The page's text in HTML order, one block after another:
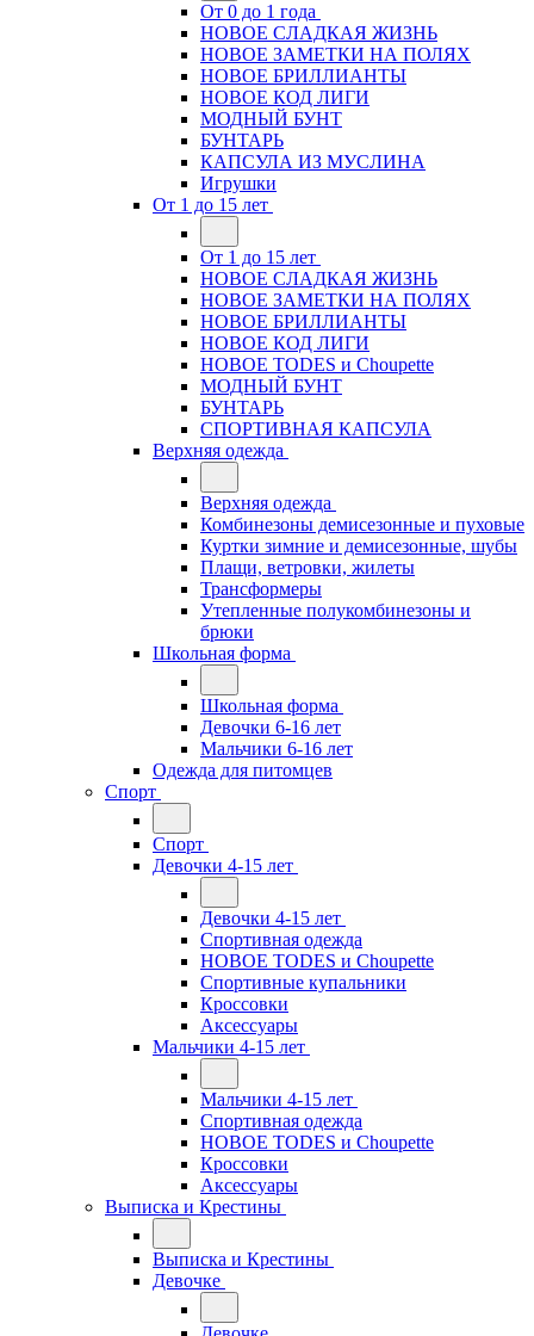
От 0 до 1 года
НОВОЕ СЛАДКАЯ ЖИЗНЬ
НОВОЕ ЗАМЕТКИ НА ПОЛЯХ
НОВОЕ БРИЛЛИАНТЫ
НОВОЕ КОД ЛИГИ
МОДНЫЙ БУНТ
БУНТАРЬ
КАПСУЛА ИЗ МУСЛИНА
Игрушки
От 1 до 15 лет
От 1 до 15 лет
НОВОЕ СЛАДКАЯ ЖИЗНЬ
НОВОЕ ЗАМЕТКИ НА ПОЛЯХ
НОВОЕ БРИЛЛИАНТЫ
НОВОЕ КОД ЛИГИ
НОВОЕ TODES и Choupette
МОДНЫЙ БУНТ
БУНТАРЬ
СПОРТИВНАЯ КАПСУЛА
Верхняя одежда
Верхняя одежда
Комбинезоны демисезонные и пуховые
Куртки зимние и демисезонные, шубы
Плащи, ветровки, жилеты
Трансформеры
Утепленные полукомбинезоны и
брюки
Школьная форма
Школьная форма
Девочки 6-16 лет
Мальчики 6-16 лет
Одежда для питомцев
Спорт
Спорт
Девочки 4-15 лет
Девочки 4-15 лет
Спортивная одежда
НОВОЕ TODES и Choupette
Спортивные купальники
Кроссовки
Аксессуары
Мальчики 4-15 лет
Мальчики 4-15 лет
Спортивная одежда
НОВОЕ TODES и Choupette
Кроссовки
Аксессуары
Выписка и Крестины
Выписка и Крестины
Девочке